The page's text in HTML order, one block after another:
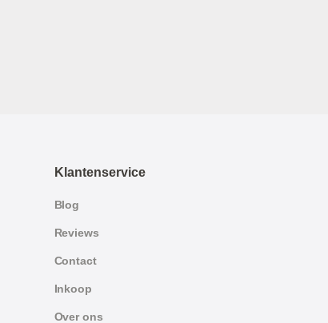
Klantenservice
Blog
Reviews
Contact
Inkoop
Over ons